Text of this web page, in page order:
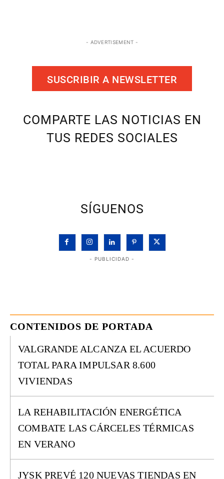
- ADVERTISEMENT -
SUSCRIBIR A NEWSLETTER
COMPARTE LAS NOTICIAS EN
TUS REDES SOCIALES
SÍGUENOS
- PUBLICIDAD -
CONTENIDOS DE PORTADA
VALGRANDE ALCANZA EL ACUERDO
TOTAL PARA IMPULSAR 8.600
VIVIENDAS
LA REHABILITACIÓN ENERGÉTICA
COMBATE LAS CÁRCELES TÉRMICAS
EN VERANO
JYSK PREVÉ 120 NUEVAS TIENDAS EN